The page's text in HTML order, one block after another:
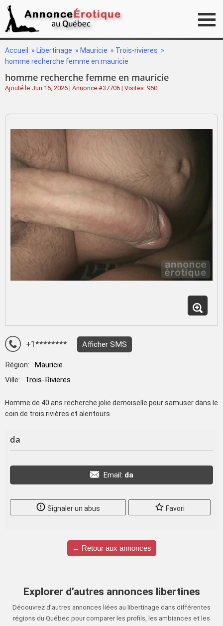
Accueil » Libertinage » Mauricie » Trois-rivieres »
homme recherche femme en mauricie
homme recherche femme en mauricie
Ajouté le Jun 16, 2026 | Annonce #37706 | Visites: 960
+1******** Afficher SMS
Région:
Mauricie
Ville:
Trois-Rivieres
Homme de 40 ans recherche jolie demoiselle pour samuser dans le
coin de trois rivières et alentours
da
Email: da
Signaler un abus Favori
← Retour aux annonces
Explorer d’autres annonces libertines
Découvrez d’autres annonces liées au libertinage dans différentes
régions du Québec pour comparer les profils, les ambiances et les